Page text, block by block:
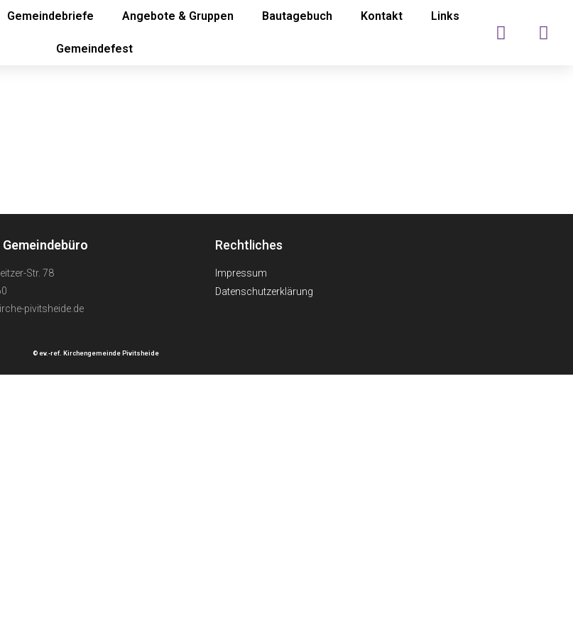
Gemeindebriefe Angebote & Gruppen Bautagebuch Kontakt Links
Gemeindefest
Str. 78
pivitsheide.de
Rechtliches
Impressum
Datenschutzerklärung
© ev.-ref. Kirchengemeinde Pivitsheide